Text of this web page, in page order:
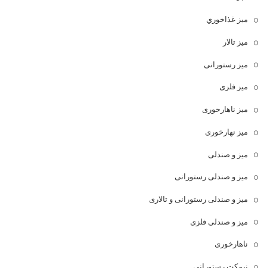
ميز غذاخوري
میز تالار
میز رستورانی
میز فلزی
میز ناهارخوری
میز نهارخوری
میز و صندلی
میز و صندلی رستورانی
میز و صندلی رستورانی و تالاری
میز و صندلی فلزی
ناهارخوری